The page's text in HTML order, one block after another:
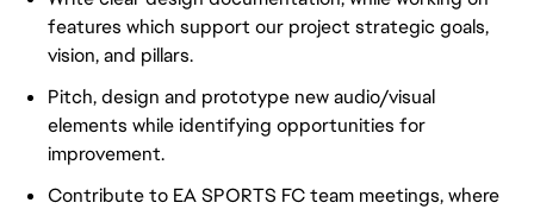
features which support our project strategic goals,
vision, and pillars.
Pitch, design and prototype new audio/visual
elements while identifying opportunities for
improvement.
Contribute to EA SPORTS FC team meetings, where